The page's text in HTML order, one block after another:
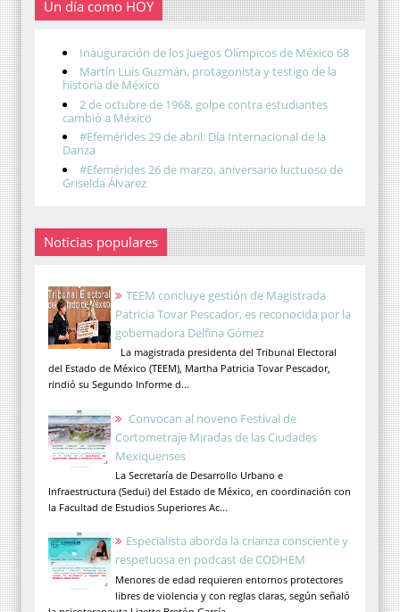
Un día como HOY
Inauguración de los Juegos Olímpicos de México 68
Martín Luis Guzmán, protagonista y testigo de la
historia de México
2 de octubre de 1968, golpe contra estudiantes
cambió a México
#Efemérides 29 de abril: Día Internacional de la
Danza
#Efemérides 26 de marzo, aniversario luctuoso de
Griselda Álvarez
Noticias populares
TEEM concluye gestión de Magistrada
Patricia Tovar Pescador, es reconocida por la
gobernadora Delfina Gómez
La magistrada presidenta del Tribunal Electoral
del Estado de México (TEEM), Martha Patricia Tovar Pescador,
rindió su Segundo Informe d...
Convocan al noveno Festival de
Cortometraje Miradas de las Ciudades
Mexiquenses
La Secretaría de Desarrollo Urbano e
Infraestructura (Sedui) del Estado de México, en coordinación con
la Facultad de Estudios Superiores Ac...
Especialista aborda la crianza consciente y
respetuosa en podcast de CODHEM
Menores de edad requieren entornos protectores
libres de violencia y con reglas claras, según señaló